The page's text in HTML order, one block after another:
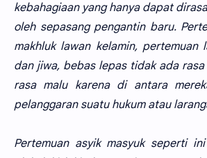
kebahagiaan yang hanya dapat
oleh sepasang pengantin baru.
makhluk lawan kelamin, pertemuan
dan jiwa, bebas lepas tidak ada
rasa malu karena di antara
pelanggaran suatu hukum atau
Pertemuan asyik masyuk seperti